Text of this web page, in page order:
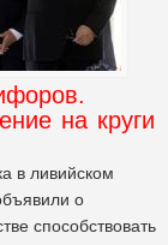
на круги
в ливийском
о
способствовать